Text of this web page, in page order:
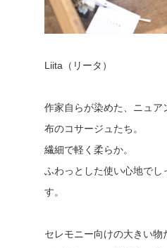
Liita（リータ）
作家自らが染めた、ニュア
布のコサージュたち。
繊細で軽く柔らか。
ふわっとした使い心地でし
す。
セレモニー向けの大きい